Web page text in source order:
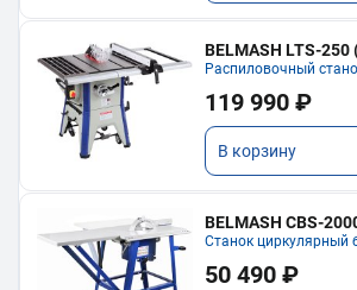
BELMASH LTS-250
Распиловочный
119 990 ₽
В корзину
BELMASH CBS-
Станок циркулярный
50 490 ₽